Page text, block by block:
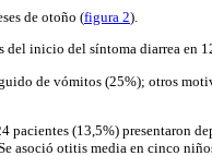
de otoño (figura 2).
del inicio del síntoma diarrea en
de vómitos (25%); otros
pacientes (13,5%) presentaron
asoció otitis media en cinco